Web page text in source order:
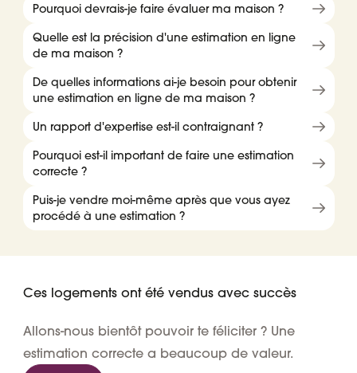
Pourquoi devrais-je faire évaluer ma maison ?
Quelle est la précision d'une estimation en ligne
de ma maison ?
De quelles informations ai-je besoin pour obtenir
une estimation en ligne de ma maison ?
Un rapport d'expertise est-il contraignant ?
Pourquoi est-il important de faire une estimation
correcte ?
Puis-je vendre moi-même après que vous ayez
procédé à une estimation ?
Ces logements ont été vendus avec succès
Allons-nous bientôt pouvoir te féliciter ? Une
estimation correcte a beaucoup de valeur.